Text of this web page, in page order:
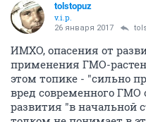
tolstopuz
v.i.p.
26 января 2017
ИМХО, опасения от
применения ГМО-
этом топике - "сильно
вред современного ГМО
развития "в начальной